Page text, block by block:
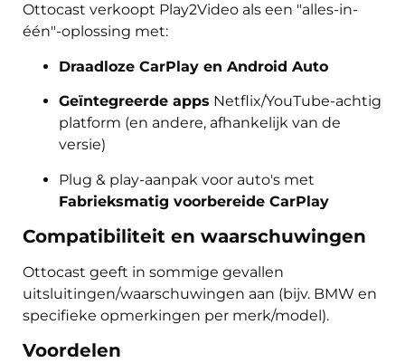
Ottocast verkoopt Play2Video als een "alles-in-
één"-oplossing met:
Draadloze CarPlay en Android Auto
Geïntegreerde apps Netflix/YouTube-achtig
platform (en andere, afhankelijk van de
versie)
Plug & play-aanpak voor auto's met
Fabrieksmatig voorbereide CarPlay
Compatibiliteit en waarschuwingen
Ottocast geeft in sommige gevallen
uitsluitingen/waarschuwingen aan (bijv. BMW en
specifieke opmerkingen per merk/model).
Voordelen